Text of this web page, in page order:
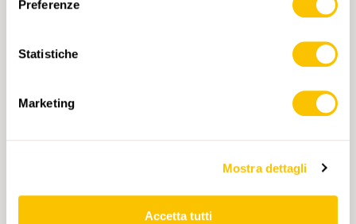
Preferenze
Statistiche
Marketing
Mostra dettagli
Accetta tutti
Rückfahrt mit dem Postauto ab Churwalden
LINKS
https://www.viamala.ch/de
6,5 km Media